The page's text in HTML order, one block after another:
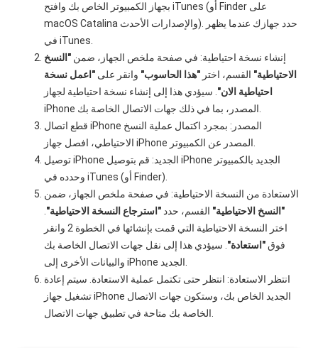
بجهاز الكمبيوتر الخاص بك وافتح iTunes (أو Finder على
macOS Catalina والإصدارات الأحدث). حدد جهازك عندما يظهر
في iTunes.
إنشاء نسخة احتياطية: في صفحة ملخص الجهاز، ضمن "النسخ
الاحتياطية" القسم، اختر "هذا الحاسوب" وانقر على "اعمل نسخة
احتياطية الان". سيؤدي هذا إلى إنشاء نسخة احتياطية لجهاز
iPhone المصدر، بما في ذلك جهات الاتصال الخاصة بك.
قطع اتصال iPhone المصدر: بمجرد اكتمال عملية النسخ
الاحتياطي، افصل جهاز iPhone المصدر عن الكمبيوتر.
توصيل iPhone الجديد: قم بتوصيل iPhone الجديد بالكمبيوتر
وحدده في iTunes (أو Finder).
الاستعادة من النسخة الاحتياطية: في صفحة ملخص الجهاز، ضمن
"النسخ الاحتياطية" القسم، حدد"استرجاع النسخة الاحتياطية".
اختر النسخة الاحتياطية التي قمت بإنشائها في الخطوة 2 وانقر
فوق"استعادة". سيؤدي هذا إلى نقل جهات الاتصال الخاصة بك
والبيانات الأخرى إلى iPhone الجديد.
انتظر الاستعادة: انتظر حتى تكتمل عملية الاستعادة. سيتم إعادة
تشغيل جهاز iPhone الجديد الخاص بك، وستكون جهات الاتصال
الخاصة بك متاحة في تطبيق جهات الاتصال.